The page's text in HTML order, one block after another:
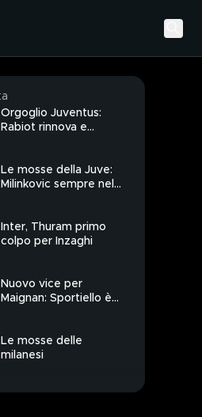
Orgoglio Juventus:
Rabiot rinnova e
Le mosse della Juve:
Milinkovic sempre nel
Inter, Thuram primo
colpo per Inzaghi
Nuovo vice per
Maignan: Sportiello è
Le mosse delle
milanesi